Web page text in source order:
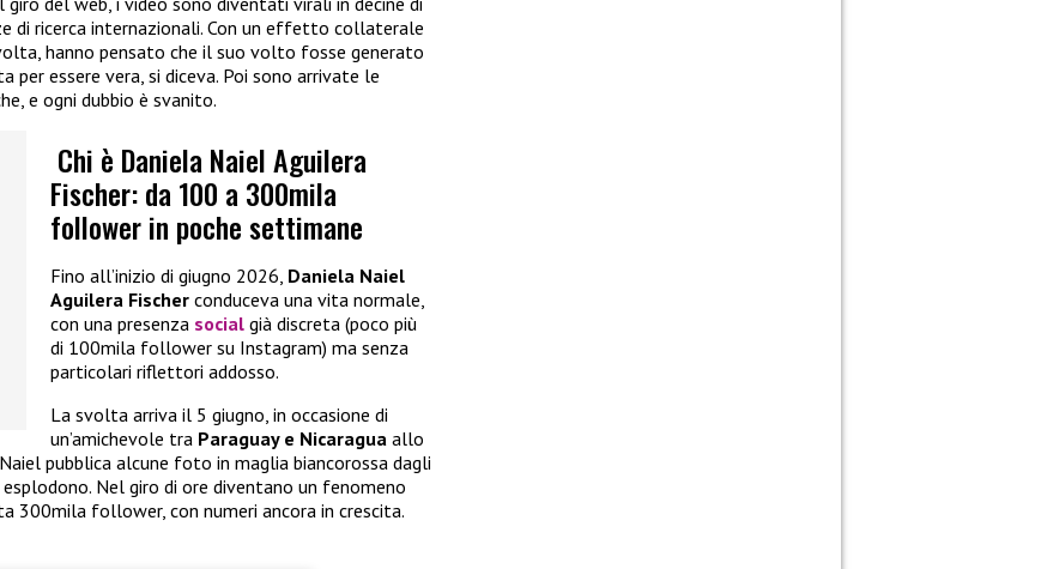
di ricerca internazionali. Con un effetto collaterale
hanno pensato che il suo volto fosse generato
essere vera, si diceva. Poi sono arrivate le
e ogni dubbio è svanito.
Chi è Daniela Naiel Aguilera
Fischer: da 100 a 300mila
follower in poche settimane
Fino all’inizio di giugno 2026, Daniela Naiel
Aguilera Fischer conduceva una vita normale,
con una presenza social già discreta (poco più
di 100mila follower su Instagram) ma senza
particolari riflettori addosso.
La svolta arriva il 5 giugno, in occasione di
un’amichevole tra Paraguay e Nicaragua allo
pubblica alcune foto in maglia biancorossa dagli
Nel giro di ore diventano un fenomeno
300mila follower, con numeri ancora in crescita.